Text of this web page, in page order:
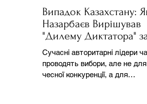
Випадок Казахстану:
Назарбаєв Вирішував
"Дилему Диктатора"
Допомогою Ресурсів
Партії
Сучасні авторитарні лідери
проводять вибори, але не для
чесної конкуренції, а для